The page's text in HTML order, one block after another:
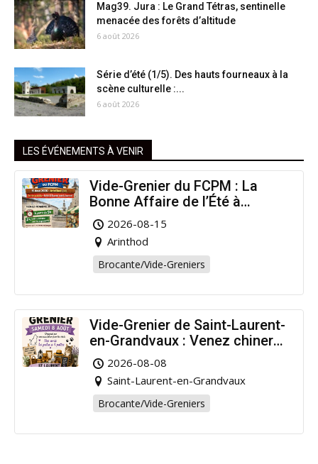
Mag39. Jura : Le Grand Tétras, sentinelle
menacée des forêts d’altitude
6 août 2026
Série d’été (1/5). Des hauts fourneaux à la
scène culturelle :...
6 août 2026
LES ÉVÉNEMENTS À VENIR
Vide-Grenier du FCPM : La
Bonne Affaire de l’Été à
Arinthod !
2026-08-15
Arinthod
Brocante/Vide-Greniers
Vide-Grenier de Saint-Laurent-
en-Grandvaux : Venez chiner
pour la bonne cause !
2026-08-08
Saint-Laurent-en-Grandvaux
Brocante/Vide-Greniers